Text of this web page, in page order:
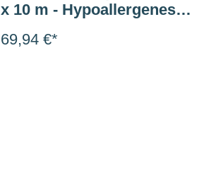
x 10 m - Hypoallergenes
69,94 €*